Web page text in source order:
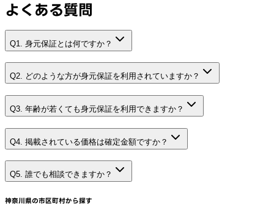
よくある質問
Q1. 身元保証とは何ですか？
Q2. どのような方が身元保証を利用されていますか？
Q3. 年齢が若くても身元保証を利用できますか？
Q4. 掲載されている価格は確定金額ですか？
Q5. 誰でも相談できますか？
神奈川県の市区町村から探す